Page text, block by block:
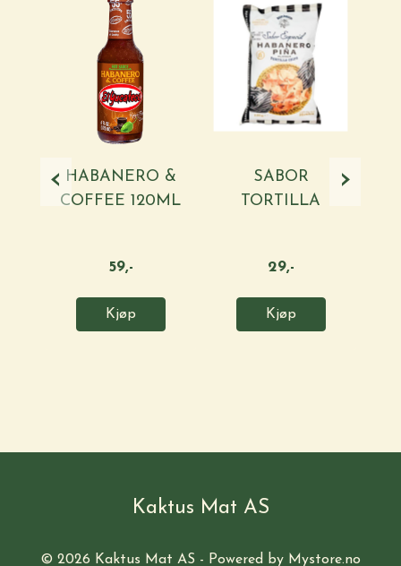
HABANERO &
COFFEE 120ML
59,-
Kjøp
SABOR
TORTILLA
29,-
Kjøp
‹ ›
Kaktus Mat AS
© 2026 Kaktus Mat AS - Powered by Mystore.no